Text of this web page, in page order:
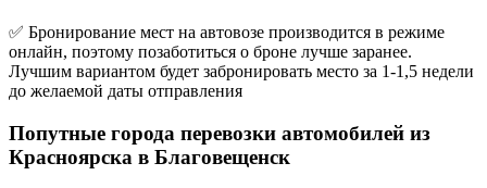
✅ Бронирование мест на автовозе производится в режиме
онлайн, поэтому позаботиться о броне лучше заранее.
Лучшим вариантом будет забронировать место за 1-1,5 недели
до желаемой даты отправления
Попутные города перевозки автомобилей из
Красноярска в Благовещенск